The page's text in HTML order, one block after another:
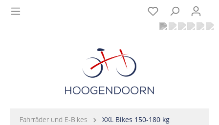
Fahrräder und E-Bikes XXL Bikes 150-180 kg